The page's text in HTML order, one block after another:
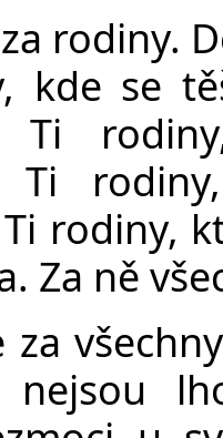
rodiny.
kde se
Ti
Ti
rodiny,
Za ně
za
nejsou